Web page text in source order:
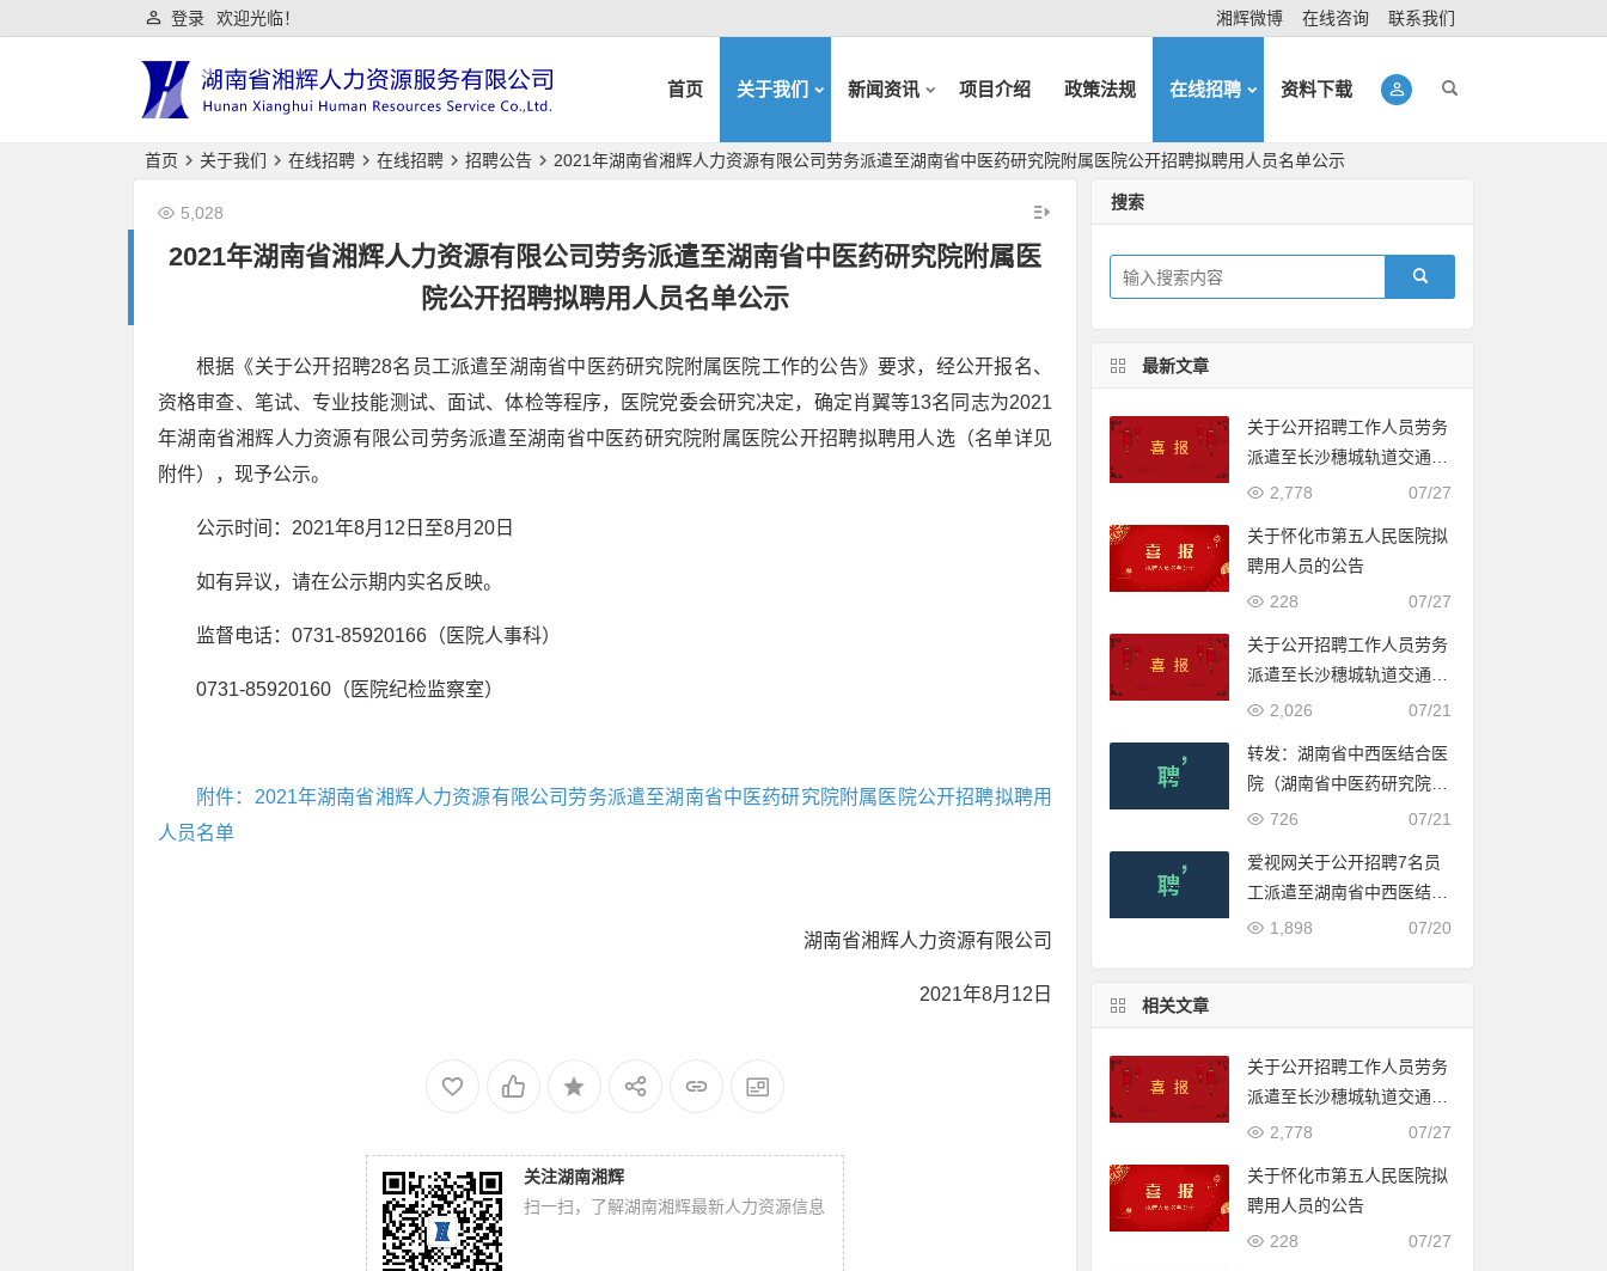
欢迎光临！
登录 湘辉微博 在线咨询 联系我们
首页 关于我们 新闻资讯 项目介绍 政策法规 在线招聘 资料下载
首页 关于我们 在线招聘 在线招聘 招聘公告 2021年湖南省湘辉人力资源有限公司劳务派遣至湖南省中医药研究院附属医院公开招聘拟聘用人员名单公示
2021年湖南省湘辉人力资源有限公司劳务派遣至湖南省中医药研究院附属医
院公开招聘拟聘用人员名单公示
5,028
根据《关于公开招聘28名员工派遣至湖南省中医药研究院附属医院工作的公告》要求，经公开报名、
资格审查、笔试、专业技能测试、面试、体检等程序，医院党委会研究决定，确定肖翼等13名同志为2021
年湖南省湘辉人力资源有限公司劳务派遣至湖南省中医药研究院附属医院公开招聘拟聘用人选（名单详见
附件），现予公示。
公示时间：2021年8月12日至8月20日
如有异议，请在公示期内实名反映。
监督电话：0731-85920166（医院人事科）
0731-85920160（医院纪检监察室）
附件：2021年湖南省湘辉人力资源有限公司劳务派遣至湖南省中医药研究院附属医院公开招聘拟聘用
人员名单
湖南省湘辉人力资源有限公司
2021年8月12日
关注湖南湘辉
扫一扫，了解湖南湘辉最新人力资源信息
搜索
最新文章
关于公开招聘工作人员劳务
派遣至长沙穗城轨道交通有
限公司入围体检人员名单的
07/27
2,778
关于怀化市第五人民医院拟
聘用人员的公告
07/27
228
关于公开招聘工作人员劳务
派遣至长沙穗城轨道交通有
限公司入围体检人员名单的
07/21
2,026
转发：湖南省中西医结合医
院（湖南省中医药研究院附
属医院）2022年公开招聘
07/21
726
爱视网关于公开招聘7名员
工派遣至湖南省中西医结合
医院（湖南省中医药研究院
07/20
1,898
相关文章
关于公开招聘工作人员劳务
派遣至长沙穗城轨道交通有
限公司入围体检人员名单的
07/27
2,778
关于怀化市第五人民医院拟
聘用人员的公告
07/27
228